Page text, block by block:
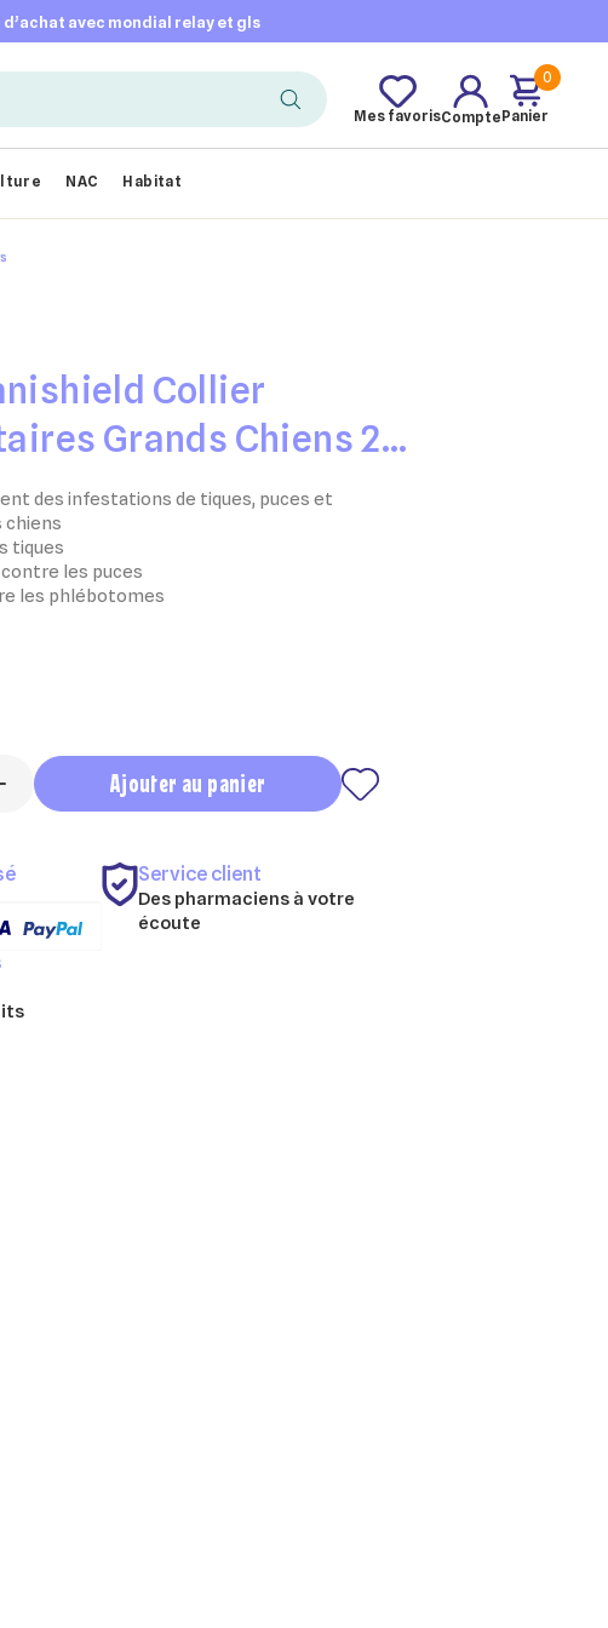
avec mondial relay et gls
Mes favorisCompte
0
Panier
NAC Habitat
Collier
Grands Chiens 2
des infestations de tiques, puces et
chiens
tiques
les puces
les phlébotomes
Ajouter au panier
Service client
Des pharmaciens à votre
écoute